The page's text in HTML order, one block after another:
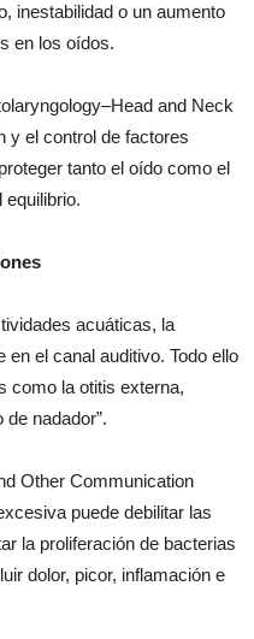
inestabilidad o un aumento
en los oídos.
and Neck
y el control de factores
tanto el oído como el
equilibrio.
acuáticas, la
el canal auditivo. Todo ello
como la otitis externa,
nadador”.
Other Communication
puede debilitar las
la proliferación de bacterias
dolor, picor, inflamación e